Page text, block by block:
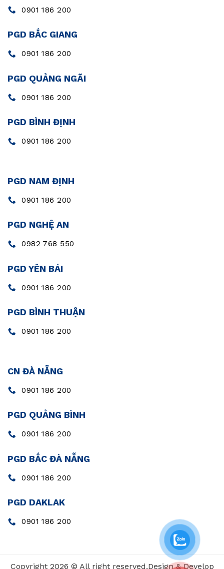
0901 186 200
PGD BẮC GIANG
0901 186 200
PGD QUẢNG NGÃI
0901 186 200
PGD BÌNH ĐỊNH
0901 186 200
PGD NAM ĐỊNH
0901 186 200
PGD NGHỆ AN
0982 768 550
PGD YÊN BÁI
0901 186 200
PGD BÌNH THUẬN
0901 186 200
CN ĐÀ NẴNG
0901 186 200
PGD QUẢNG BÌNH
0901 186 200
PGD BẮC ĐÀ NẴNG
0901 186 200
PGD DAKLAK
0901 186 200
Copyright 2026 © All right reserved.Design & Develop